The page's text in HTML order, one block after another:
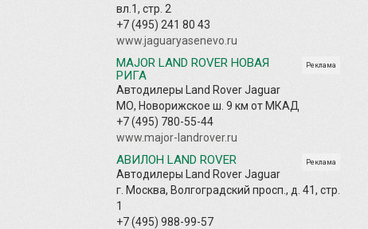
вл.1, стр. 2
+7 (495) 241 80 43
www.jaguaryasenevo.ru
Реклама
MAJOR LAND ROVER НОВАЯ
РИГА
Автодилеры Land Rover Jaguar
МО, Новорижское ш. 9 км от МКАД
+7 (495) 780-55-44
www.major-landrover.ru
Реклама
АВИЛОН LAND ROVER
Автодилеры Land Rover Jaguar
г. Москва, Волгоградский просп., д. 41, стр.
1
+7 (495) 988-99-57